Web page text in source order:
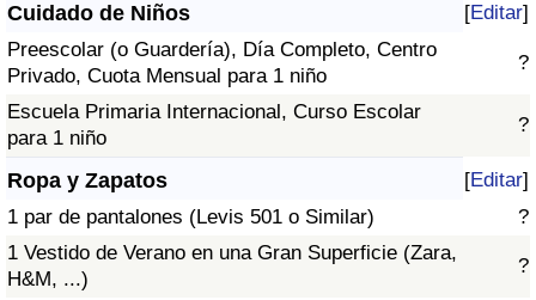
Cuidado de Niños [Editar]
Preescolar (o Guardería), Día Completo, Centro
Privado, Cuota Mensual para 1 niño
?
Escuela Primaria Internacional, Curso Escolar
para 1 niño
?
Ropa y Zapatos [Editar]
1 par de pantalones (Levis 501 o Similar)
?
1 Vestido de Verano en una Gran Superficie (Zara,
H&M, ...)
?